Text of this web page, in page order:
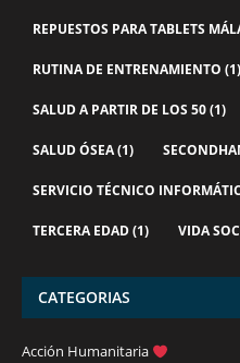
REPUESTOS PARA TABLETS
RUTINA DE ENTRENAMIENTO (1)
SALUD A PARTIR DE LOS 50(1)
SALUD ÓSEA(1)
SERVICIO TÉCNICO
TERCERA EDAD(1) VIDA
CATEGORIAS
Acción Humanitaria